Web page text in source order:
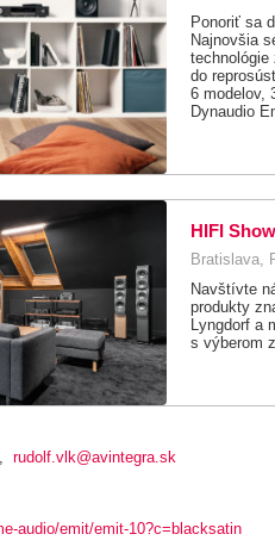
Ponoriť sa
Najnovšia
do
6 modelov,
Dynaudio
HIFI
Bratislava,
Navštívte
produkty
Lyngdorf a
s výberom
, rudolf.vlk@avintegra.sk
audio/emit/emit-10?c=blacksatin